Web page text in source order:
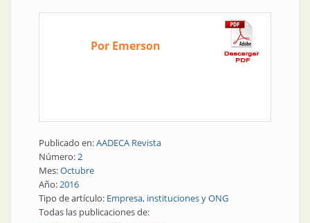
Por Emerson
Publicado en:AADECA Revista
Número:2
Mes:Octubre
Año:2016
Tipo de artículo: Empresa, instituciones y ONG
Todas las publicaciones de: